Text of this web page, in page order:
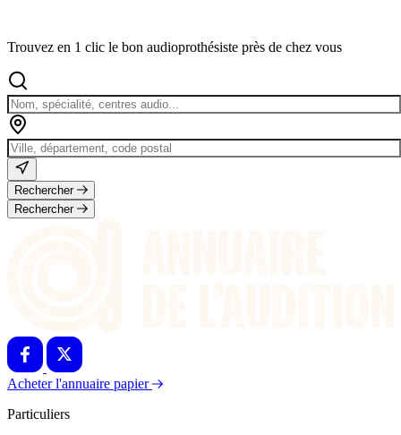
Trouvez en 1 clic le bon audioprothésiste près de chez vous
Rechercher
Rechercher
Acheter l'annuaire papier
Particuliers